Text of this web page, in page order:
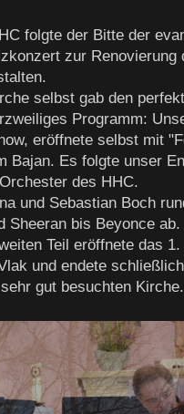
folgte der Bitte der
zur
selbst gab den
Programm:
eröffnete selbst mit
Bajan. Es folgte unser
des HHC.
und Sebastian Boch
Sheeran bis Beyonce ab.
Teil eröffnete das
und endete
gut besuchten Kirche.